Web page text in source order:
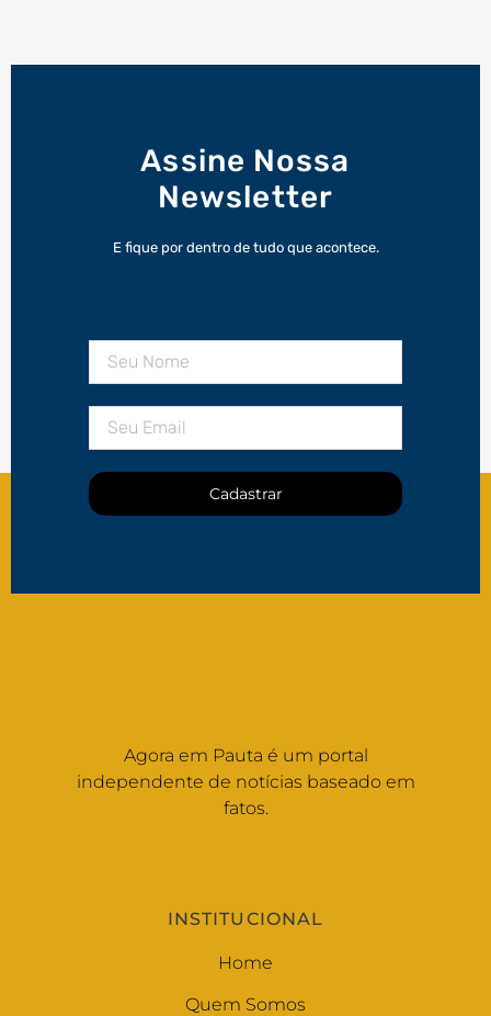
Assine Nossa
Newsletter
E fique por dentro de tudo que acontece.
Cadastrar
Agora em Pauta é um portal
independente de notícias baseado em
fatos.
INSTITUCIONAL
Home
Quem Somos